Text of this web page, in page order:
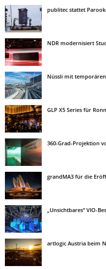
publitec stattet
NDR modernisiert
Nüssli mit
GLP X5 Series für
360-Grad-Projektion
grandMA3 für die
„Unsichtbares“ VIO-
artlogic Austria beim